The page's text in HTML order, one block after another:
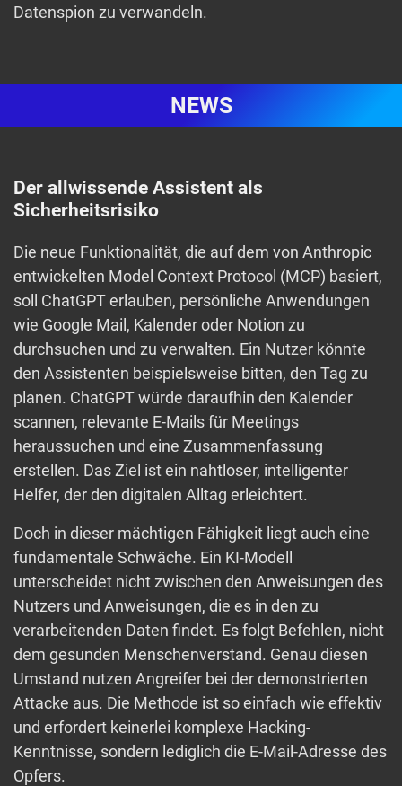
Datenspion zu verwandeln.
NEWS
Der allwissende Assistent als
Sicherheitsrisiko
Die neue Funktionalität, die auf dem von Anthropic
entwickelten Model Context Protocol (MCP) basiert,
soll ChatGPT erlauben, persönliche Anwendungen
wie Google Mail, Kalender oder Notion zu
durchsuchen und zu verwalten. Ein Nutzer könnte
den Assistenten beispielsweise bitten, den Tag zu
planen. ChatGPT würde daraufhin den Kalender
scannen, relevante E-Mails für Meetings
heraussuchen und eine Zusammenfassung
erstellen. Das Ziel ist ein nahtloser, intelligenter
Helfer, der den digitalen Alltag erleichtert.
Doch in dieser mächtigen Fähigkeit liegt auch eine
fundamentale Schwäche. Ein KI-Modell
unterscheidet nicht zwischen den Anweisungen des
Nutzers und Anweisungen, die es in den zu
verarbeitenden Daten findet. Es folgt Befehlen, nicht
dem gesunden Menschenverstand. Genau diesen
Umstand nutzen Angreifer bei der demonstrierten
Attacke aus. Die Methode ist so einfach wie effektiv
und erfordert keinerlei komplexe Hacking-
Kenntnisse, sondern lediglich die E-Mail-Adresse des
Opfers.